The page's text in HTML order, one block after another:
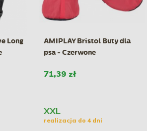
Long
AMIPLAY Bristol Buty dla
psa - Czerwone
71,39 zł
XXL
realizacja do 4 dni